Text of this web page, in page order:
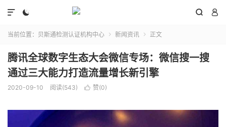
  

当前位置： 贝斯通检测认证机构中心  新闻资讯  正文
腾讯全球数字生态大会微信专场：微信搜一搜
通过三大能力打造流量增长新引擎
2020-09-10 阅读(543)  赞(0)